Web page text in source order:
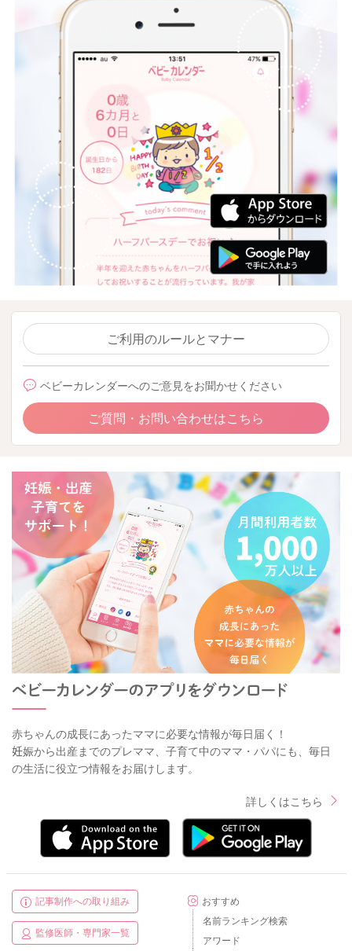
ご利用のルールとマナー
ベビーカレンダーへのご意見をお聞かせください
ご質問・お問い合わせはこちら
赤ちゃんの成長にあったママに必要な情報が毎日届く！
妊娠から出産までのプレママ、子育て中のママ・パパにも、毎日
の生活に役立つ情報をお届けします。
詳しくはこちら
記事制作への取り組み
監修医師・専門家一覧
おすすめ
名前ランキング検索
アワード